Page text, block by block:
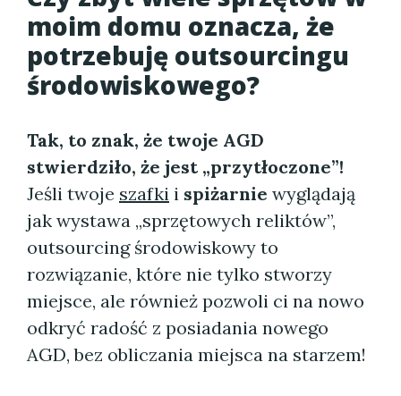
moim domu oznacza, że
potrzebuję outsourcingu
środowiskowego?
Tak, to znak, że twoje AGD
stwierdziło, że jest „przytłoczone”!
Jeśli twoje szafki i spiżarnie wyglądają
jak wystawa „sprzętowych reliktów”,
outsourcing środowiskowy to
rozwiązanie, które nie tylko stworzy
miejsce, ale również pozwoli ci na nowo
odkryć radość z posiadania nowego
AGD, bez obliczania miejsca na starzem!